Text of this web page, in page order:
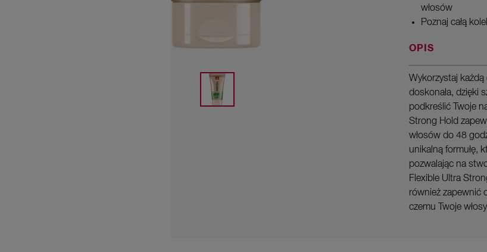
włosów
Poznaj całą
OPIS
Wykorzystaj każdą
doskonała, dzięki
podkreślić Twoje
Strong Hold
włosów do 48
unikalną formułę,
pozwalając na
Flexible Ultra
również zapewnić
czemu Twoje